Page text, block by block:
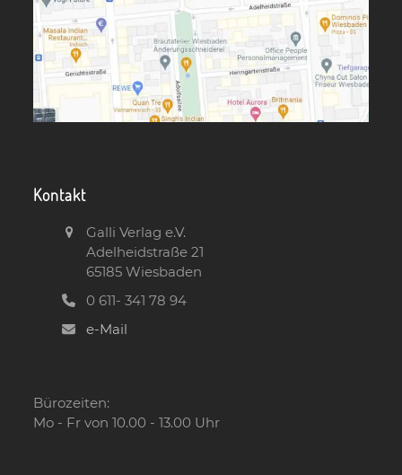
Kontakt
Galli Verlag e.V.
Adelheidstraße 21
65185 Wiesbaden
0 611- 341 78 94
e-Mail
Bürozeiten:
Mo - Fr von 10.00 - 13.00 Uhr